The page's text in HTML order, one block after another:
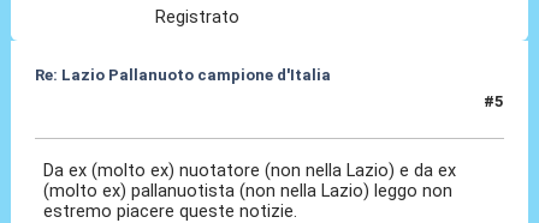
Registrato
Re: Lazio Pallanuoto campione d'Italia
#5
Da ex (molto ex) nuotatore (non nella Lazio) e da ex
(molto ex) pallanuotista (non nella Lazio) leggo non
estremo piacere queste notizie.